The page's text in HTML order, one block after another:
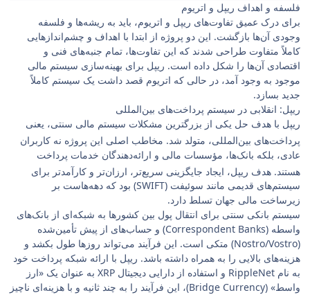
فلسفه و اهداف ریپل و اتریوم
برای درک عمیق تفاوت‌های ریپل و اتریوم، باید به ریشه‌ها و فلسفه
وجودی آن‌ها بازگشت. این دو پروژه از ابتدا با اهداف و چشم‌اندازهایی
کاملاً متفاوت طراحی شدند که این تفاوت‌ها، تمام جنبه‌های فنی و
اقتصادی آن‌ها را شکل داده است. ریپل برای بهینه‌سازی سیستم مالی
موجود به وجود آمد، در حالی که اتریوم قصد داشت یک سیستم کاملاً
جدید بسازد.
ریپل: انقلابی در سیستم پرداخت‌های بین‌المللی
ریپل با هدف حل یکی از بزرگترین مشکلات سیستم مالی سنتی، یعنی
پرداخت‌های بین‌المللی، متولد شد. مخاطب اصلی این پروژه نه کاربران
عادی، بلکه بانک‌ها، مؤسسات مالی و ارائه‌دهندگان خدمات پرداخت
هستند. هدف ریپل، ایجاد جایگزینی سریع‌تر، ارزان‌تر و کارآمدتر برای
سیستم‌های قدیمی مانند سوئیفت (SWIFT) بود که دهه‌هاست بر
زیرساخت مالی جهان تسلط دارد.
سیستم بانکی سنتی برای انتقال پول بین کشورها به شبکه‌ای از بانک‌های
واسطه (Correspondent Banks) و حساب‌های از پیش تأمین‌شده
(Nostro/Vostro) متکی است. این فرآیند می‌تواند روزها طول بکشد و
هزینه‌های بالایی را به همراه داشته باشد. ریپل با ارائه شبکه پرداخت خود
به نام RippleNet و استفاده از دارایی دیجیتال XRP به عنوان یک «ارز
واسط» (Bridge Currency)، این فرآیند را به چند ثانیه و با هزینه‌ای ناچیز